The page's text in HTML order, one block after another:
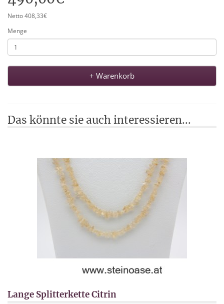
Netto 408,33€
Menge
+ Warenkorb
Das könnte sie auch interessieren...
Lange Splitterkette Citrin